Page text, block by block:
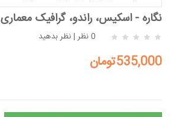
نگاره - اسکیس، راندو، گرافیک معماری
0 نظر |نظر بدهید
535,000تومان